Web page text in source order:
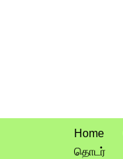
Home
தொடர்